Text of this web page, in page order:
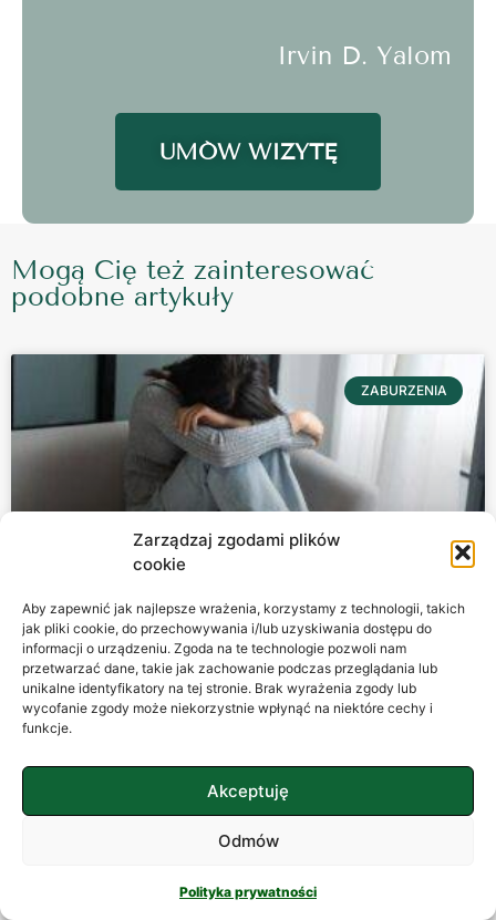
Zarządzaj zgodami plików
cookie
Aby zapewnić jak najlepsze wrażenia, korzystamy z technologii, takich
jak pliki cookie, do przechowywania i/lub uzyskiwania dostępu do
informacji o urządzeniu. Zgoda na te technologie pozwoli nam
przetwarzać dane, takie jak zachowanie podczas przeglądania lub
unikalne identyfikatory na tej stronie. Brak wyrażenia zgody lub
wycofanie zgody może niekorzystnie wpłynąć na niektóre cechy i
funkcje.
Akceptuję
Odmów
Polityka prywatności
Irvin D. Yalom
UMÓW WIZYTĘ
Mogą Cię też zainteresować
podobne artykuły
ZABURZENIA
Zaburzenia lękowe – labirynt lęku
Zaburzenia lękowe Lęk jest nieodłącznym towarzyszem
ludzkiej egzystencji. Od zarania dziejów pełnił funkcję
naszym przodkom przetrwać w świecie pełnym